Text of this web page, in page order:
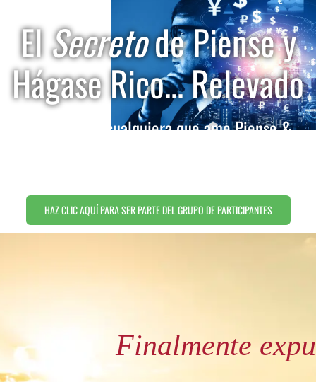
ElSecretode Piense y
Hágase Rico... Relevado
Esto es para cualquiera que ame Piense &
HAZ CLIC AQUÍ PARA SER PARTE DEL GRUPO DE PARTICIPANTES
Finalmente